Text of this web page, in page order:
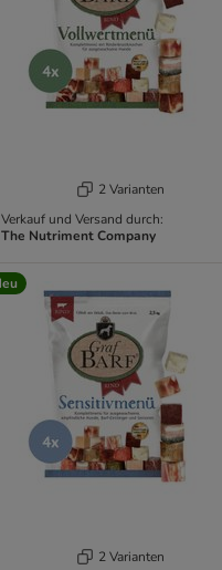
2 Varianten
Verkauf und Versand durch:
The Nutriment Company
2 Varianten